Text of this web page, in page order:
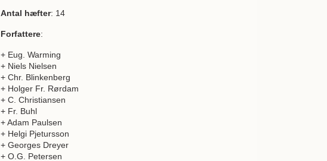
Antal hæfter: 14
Forfattere:
+ Eug. Warming
+ Niels Nielsen
+ Chr. Blinkenberg
+ Holger Fr. Rørdam
+ C. Christiansen
+ Fr. Buhl
+ Adam Paulsen
+ Helgi Pjetursson
+ Georges Dreyer
+ O.G. Petersen